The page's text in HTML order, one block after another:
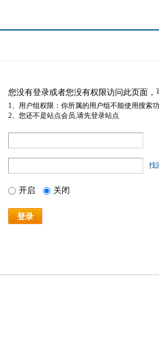
您没有登录或者您没有权限访问此页面
1、用户组权限：你所属的用户组不能使用搜索
2、您还不是站点会员,请先登录站点
找
开启 关闭
登录